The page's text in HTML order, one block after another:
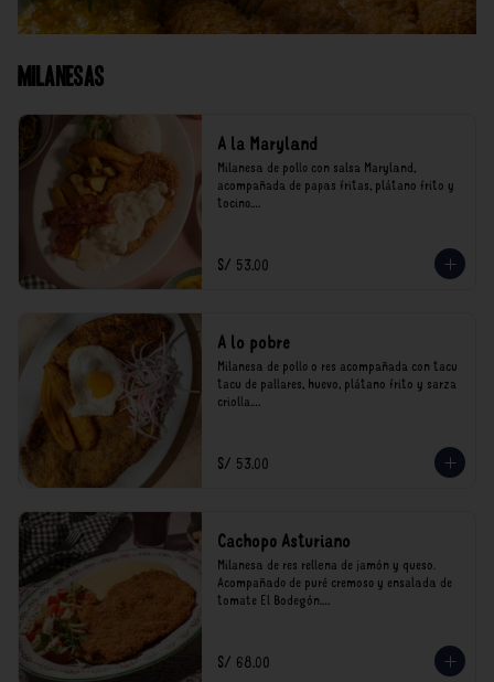
Milanesas
A la Maryland
Milanesa de pollo con salsa Maryland,
acompañada de papas fritas, plátano frito y
tocino.
incluyen impuestos de ley y recargo al
consumo.
S/ 53.00
A lo pobre
Milanesa de pollo o res acompañada con tacu
tacu de pallares, huevo, plátano frito y sarza
criolla.
incluyen impuestos de ley y recargo al
consumo.
S/ 53.00
Cachopo Asturiano
Milanesa de res rellena de jamón y queso.
Acompañado de puré cremoso y ensalada de
tomate El Bodegón.
incluyen impuestos de ley y recargo al
consumo.
S/ 68.00